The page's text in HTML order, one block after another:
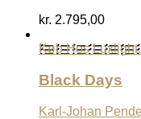
kr. 2.795,00
Køb Hos
Black Days
Karl-Johan